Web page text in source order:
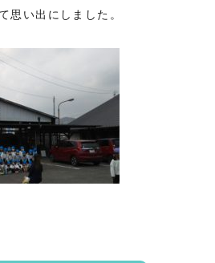
思い出にしました。